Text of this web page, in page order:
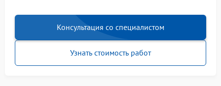
Консультация со специалистом
Узнать стоимость работ